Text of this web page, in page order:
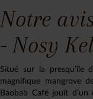
Notre
- Nosy
Situé sur la presqu’île
magnifique mangrove
Baobab Café jouit d’un